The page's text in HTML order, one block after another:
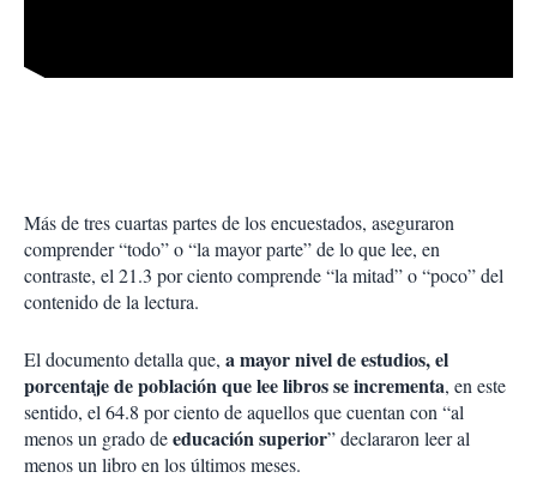
Más de tres cuartas partes de los encuestados, aseguraron
comprender “todo” o “la mayor parte” de lo que lee, en
contraste, el 21.3 por ciento comprende “la mitad” o “poco” del
contenido de la lectura.
El documento detalla que, a mayor nivel de estudios, el
porcentaje de población que lee libros se incrementa, en este
sentido, el 64.8 por ciento de aquellos que cuentan con “al
menos un grado deeducación superior” declararon leer al
menos un libro en los últimos meses.